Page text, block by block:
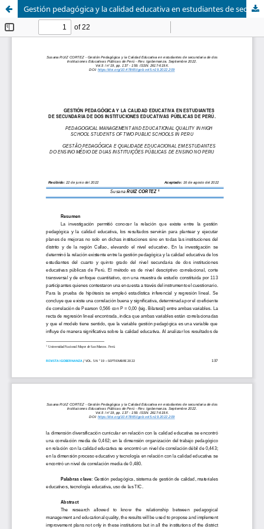
Gestión pedagógica y la calidad educativa en estudiantes de secundaria de dos Instituciones Educativas Públicas de Perú